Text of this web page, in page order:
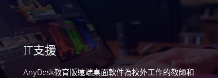
IT支援
AnyDesk教育版遠端桌面軟件為校外工作的教師和